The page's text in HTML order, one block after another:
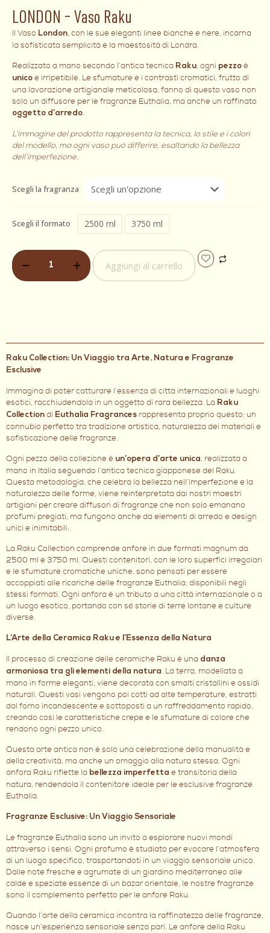
LONDON – Vaso Raku
Il Vaso London, con le sue eleganti linee bianche e nere, incarna
la sofisticata semplicità e la maestosità di Londra.
Realizzato a mano secondo l’antica tecnica Raku, ogni pezzo è
unico e irripetibile. Le sfumature e i contrasti cromatici, frutto di
una lavorazione artigianale meticolosa, fanno di questo vaso non
solo un diffusore per le fragranze Euthalia, ma anche un raffinato
oggetto d’arredo.
L’immagine del prodotto rappresenta la tecnica, lo stile e i colori
del modello, ma ogni vaso può differire, esaltando la bellezza
dell’imperfezione.
Scegli la fragranza
Scegli il formato 2500 ml 3750 ml
Aggiungi al carrello
Raku Collection: Un Viaggio tra Arte, Natura e Fragranze
Esclusive
Immagina di poter catturare l’essenza di città internazionali e luoghi
esotici, racchiudendola in un oggetto di rara bellezza. La Raku
Collection di Euthalia Fragrances rappresenta proprio questo: un
connubio perfetto tra tradizione artistica, naturalezza dei materiali e
sofisticazione delle fragranze.
Ogni pezzo della collezione è un’opera d’arte unica, realizzata a
mano in Italia seguendo l’antica tecnica giapponese del Raku.
Questa metodologia, che celebra la bellezza nell’imperfezione e la
naturalezza delle forme, viene reinterpretata dai nostri maestri
artigiani per creare diffusori di fragranze che non solo emanano
profumi pregiati, ma fungono anche da elementi di arredo e design
unici e inimitabili.
La Raku Collection comprende anfore in due formati magnum da
2500 ml e 3750 ml. Questi contenitori, con le loro superfici irregolari
e le sfumature cromatiche uniche, sono pensati per essere
accoppiati alle ricariche delle fragranze Euthalia, disponibili negli
stessi formati. Ogni anfora è un tributo a una città internazionale o a
un luogo esotico, portando con sé storie di terre lontane e culture
diverse.
L’Arte della Ceramica Raku e l’Essenza della Natura
Il processo di creazione delle ceramiche Raku è una danza
armoniosa tra gli elementi della natura. La terra, modellata a
mano in forme eleganti, viene decorata con smalti cristallini e ossidi
naturali. Questi vasi vengono poi cotti ad alte temperature, estratti
dal forno incandescente e sottoposti a un raffreddamento rapido,
creando così le caratteristiche crepe e le sfumature di colore che
rendono ogni pezzo unico.
Questa arte antica non è solo una celebrazione della manualità e
della creatività, ma anche un omaggio alla natura stessa. Ogni
anfora Raku riflette la bellezza imperfetta e transitoria della
natura, rendendola il contenitore ideale per le esclusive fragranze
Euthalia.
Fragranze Esclusive: Un Viaggio Sensoriale
Le fragranze Euthalia sono un invito a esplorare nuovi mondi
attraverso i sensi. Ogni profumo è studiato per evocare l’atmosfera
di un luogo specifico, trasportandoti in un viaggio sensoriale unico.
Dalle note fresche e agrumate di un giardino mediterraneo alle
calde e speziate essenze di un bazar orientale, le nostre fragranze
sono il complemento perfetto per le anfore Raku.
Quando l’arte della ceramica incontra la raffinatezza delle fragranze,
nasce un’esperienza sensoriale senza pari. Le anfore della Raku